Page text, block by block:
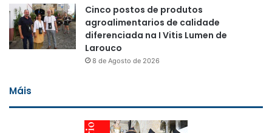
Cinco postos de produtos
agroalimentarios de calidade
diferenciada na I Vitis Lumen de
Larouco
8 de Agosto de 2026
Máis